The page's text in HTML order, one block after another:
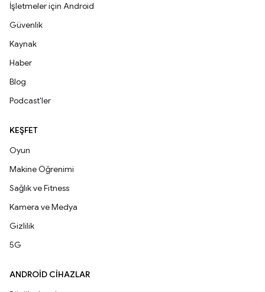
İşletmeler için Android
Güvenlik
Kaynak
Haber
Blog
Podcast'ler
KEŞFET
Oyun
Makine Öğrenimi
Sağlık ve Fitness
Kamera ve Medya
Gizlilik
5G
ANDROID CIHAZLAR